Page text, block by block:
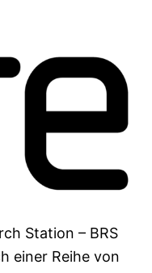
Station – BRS
einer Reihe von